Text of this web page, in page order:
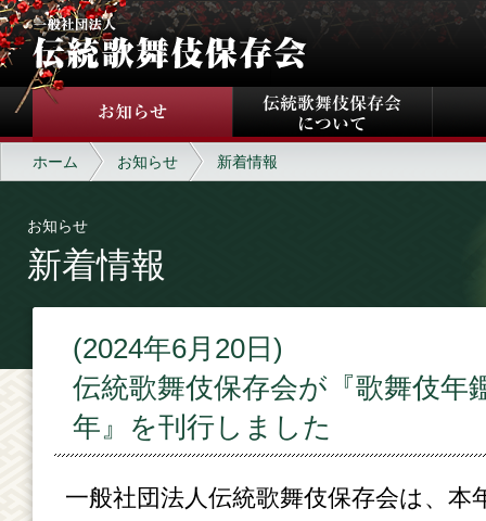
ホーム お知らせ 新着情報
お知らせ
新着情報
(2024年6月20日)
伝統歌舞伎保存会が『歌舞伎
年』を刊行しました
一般社団法人伝統歌舞伎保存会は、本